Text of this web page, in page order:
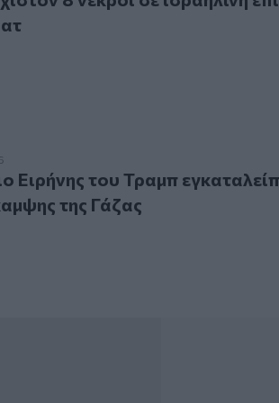
του Τραμπ εγκαταλείπει το
Ειρήνης του Τραμπ
της Γάζας